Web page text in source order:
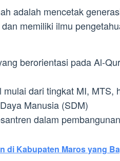
adalah mencetak
memiliki ilmu
berorientasi pada Al-
dari tingkat MI, MTS,
Manusia (SDM)
dalam
di Kabupaten Maros yang